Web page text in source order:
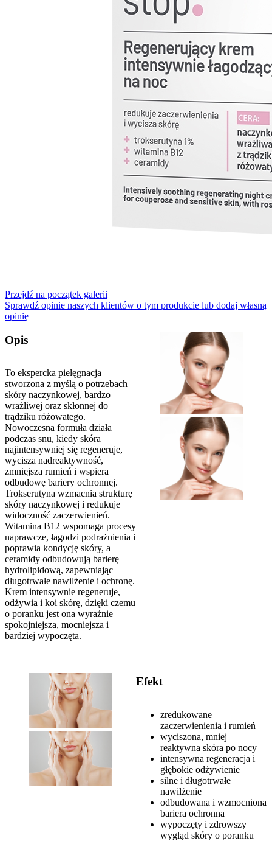
Przejdź na początek galerii
Sprawdź opinie naszych klientów o tym produkcie lub dodaj własną
opinię
Opis
To ekspercka pielęgnacja
stworzona z myślą o potrzebach
skóry naczynkowej, bardzo
wrażliwej oraz skłonnej do
trądziku różowatego.
Nowoczesna formuła działa
podczas snu, kiedy skóra
najintensywniej się regeneruje,
wycisza nadreaktywność,
zmniejsza rumień i wspiera
odbudowę bariery ochronnej.
Trokserutyna wzmacnia strukturę
skóry naczynkowej i redukuje
widoczność zaczerwienień.
Witamina B12 wspomaga procesy
naprawcze, łagodzi podrażnienia i
poprawia kondycję skóry, a
ceramidy odbudowują barierę
hydrolipidową, zapewniając
długotrwałe nawilżenie i ochronę.
Krem intensywnie regeneruje,
odżywia i koi skórę, dzięki czemu
o poranku jest ona wyraźnie
spokojniejsza, mocniejsza i
bardziej wypoczęta.
Efekt
zredukowane
zaczerwienienia i rumień
wyciszona, mniej
reaktywna skóra po nocy
intensywna regeneracja i
głębokie odżywienie
silne i długotrwałe
nawilżenie
odbudowana i wzmocniona
bariera ochronna
wypoczęty i zdrowszy
wygląd skóry o poranku